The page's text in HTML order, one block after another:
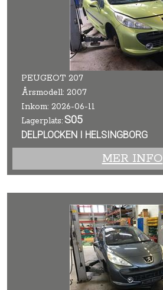
PEUGEOT 207
Årsmodell: 2007
Inkom: 2026-06-11
Lagerplats: S05
DELPLOCKEN I HELSINGBORG
MER INFO